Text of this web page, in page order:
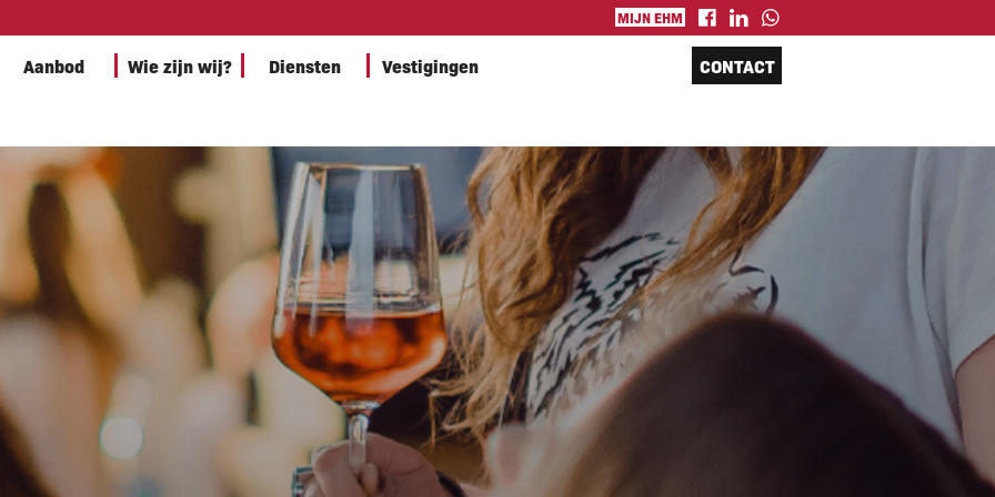
MIJN EHM
Aanbod Wie zijn wij? Diensten Vestigingen CONTACT